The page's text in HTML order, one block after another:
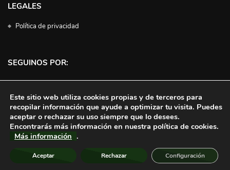
LEGALES
Política de privacidad
SEGUINOS POR:
© 2023 | Campo Directo | Todos los derechos reservados | HospedajeDesatec Web
Este sitio web utiliza cookies propias y de terceros para
recopilar información que ayude a optimizar tu visita. Puedes
aceptar o rechazar su uso siempre que lo desees.
Encontrarás más información en nuestra política de cookies.
Más información .
Aceptar Rechazar Configuración